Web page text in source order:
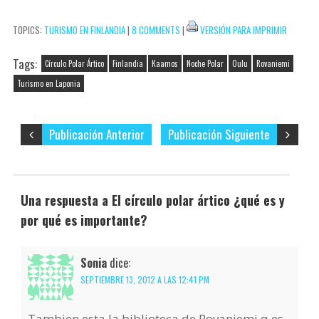
electrónico…
TOPICS: TURISMO EN FINLANDIA| 8 COMMENTS | VERSIÓN PARA IMPRIMIR
Tags: Círculo Polar Ártico Finlandia Kaamos Noche Polar Oulu
Rovaniemi
Turismo en Laponia
Publicación Siguiente
Publicación Anterior
Una respuesta a El círculo polar ártico ¿qué es y
por qué es importante?
Sonia dice:
SEPTIEMBRE 13, 2012 A LAS 12:41 PM